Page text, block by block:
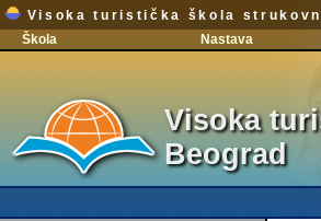
Visoka turistička škola
Škola
Nastava
Visoka
Beograd